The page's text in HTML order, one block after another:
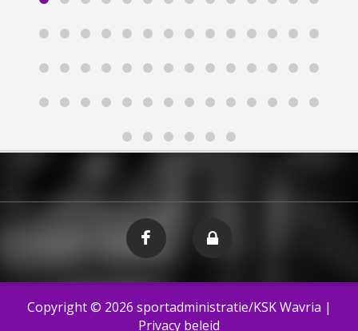
Copyright © 2026 sportadministratie/KSK Wavria |
Privacy beleid